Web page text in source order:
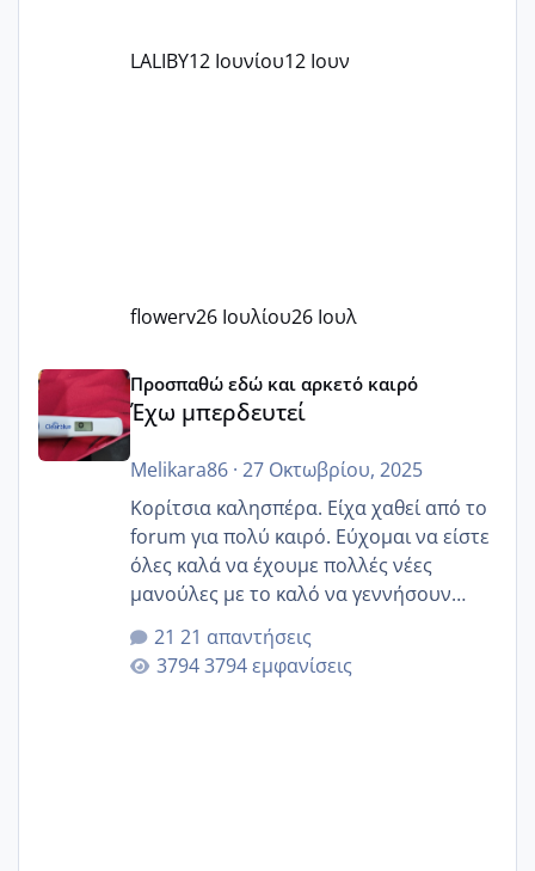
LALIBY12 Ιουνίου12 Ιουν
flowerv26 Ιουλίου26 Ιουλ
Έχω μπερδευτεί
Προσπαθώ εδώ και αρκετό καιρό
Έχω μπερδευτεί
Melikara86· 27 Οκτωβρίου, 2025
Κορίτσια καλησπέρα. Είχα χαθεί από το
forum για πολύ καιρό. Εύχομαι να είστε
όλες καλά να έχουμε πολλές νέες
μανούλες με το καλό να γεννήσουν
αυτές που ήδη περιμένουν. Να πάρουν
γερα μωράκια στην αγκαλίτσα τους
🙏🏼🙏🏼 Ας πάμε λοιπόν στο θέμα μου.
21 απαντήσεις
3794 εμφανίσεις